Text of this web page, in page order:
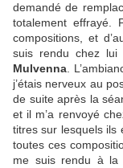
demandé de
totalement effrayé.
compositions, et
suis rendu chez
Mulvenna .
j’étais nerveux au
de suite après la
et il m’a renvoyé
titres sur lesquels ils
toutes ces
me suis rendu à la